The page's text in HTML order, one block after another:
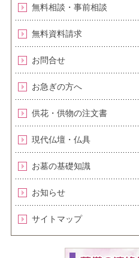
無料相談・事前相談
無料資料請求
お問合せ
お急ぎの方へ
供花・供物の注文書
現代仏壇・仏具
お墓の基礎知識
お知らせ
サイトマップ